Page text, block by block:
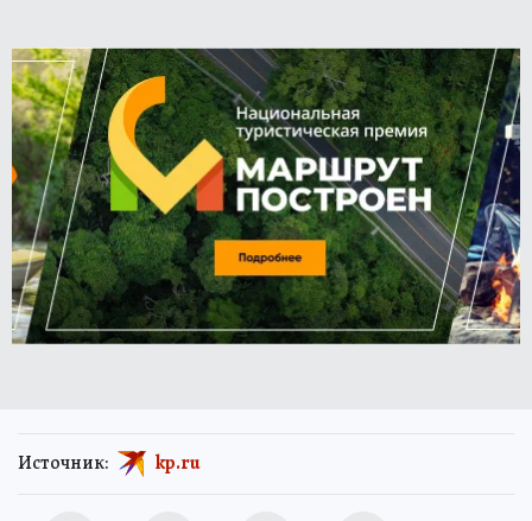
Источник: kp.ru